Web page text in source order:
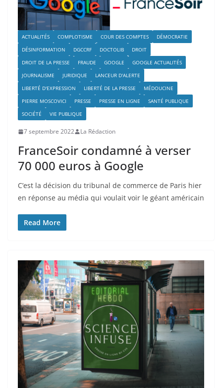
ACTUALITÉS COMPLOTISME COUR DES COMPTES
DÉMOCRATIE
DÉSINFORMATION
DGCCRF DOCTOLIB
DROIT
DROIT DE LA PRESSE
FRAUDE GOOGLE
GOOGLE ACTUALITÉS
JOURNALISME
JURIDIQUE
LANCEUR D'ALERTE
LIBERTÉ D'EXPRESSION
LIBERTÉ DE LA PRESSE
MÉDOUCINE
PIERRE MOSCOVICI
PRESSE PRESSE EN LIGNE
SANTÉ PUBLIQUE
SOCIÉTÉ
VIE PUBLIQUE
7 septembre 2022 La Rédaction
FranceSoir condamné à verser
70 000 euros à Google
C’est la décision du tribunal de commerce de Paris hier
en réponse au média qui voulait voir le géant américain
Read More